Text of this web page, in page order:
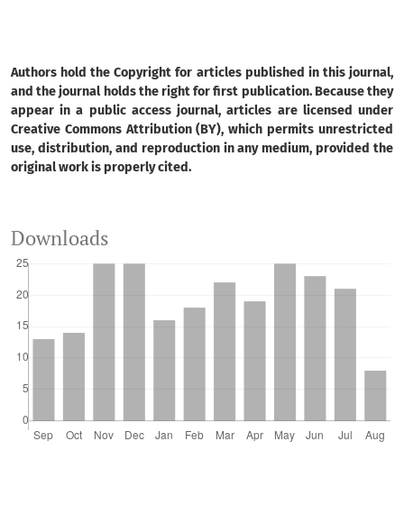
Authors hold the Copyright for articles published in this journal,
and the journal holds the right for first publication. Because they
appear in a public access journal, articles are licensed under
Creative Commons Attribution (BY), which permits unrestricted
use, distribution, and reproduction in any medium, provided the
original work is properly cited.
Downloads